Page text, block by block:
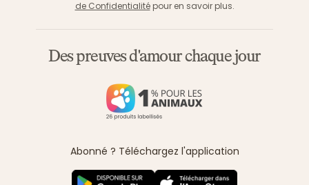
de Confidentialitépour en savoir plus.
Des preuves d'amour chaque jour
Abonné ? Téléchargez l'application